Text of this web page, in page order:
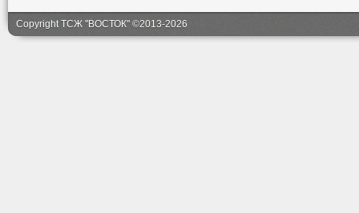
Copyright ТСЖ "ВОСТОК" ©2013-2026